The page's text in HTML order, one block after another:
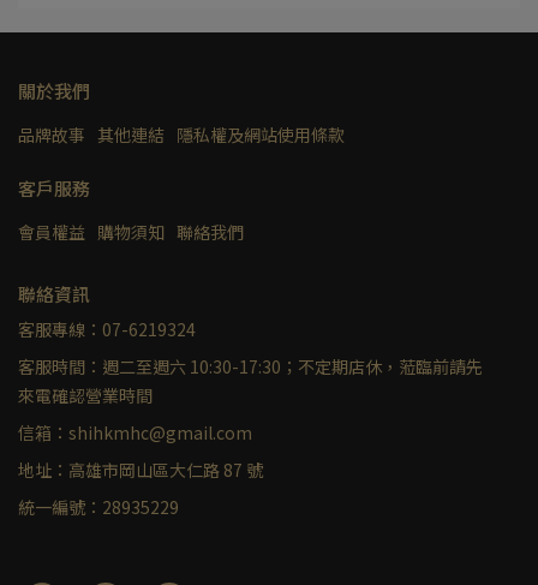
關於我們
品牌故事 其他連結 隱私權及網站使用條款
客戶服務
會員權益 購物須知 聯絡我們
聯絡資訊
客服專線：07-6219324
客服時間：週二至週六 10:30-17:30；不定期店休，蒞臨前請先
來電確認營業時間
信箱：shihkmhc@gmail.com
地址：高雄市岡山區大仁路 87 號
統一編號：28935229